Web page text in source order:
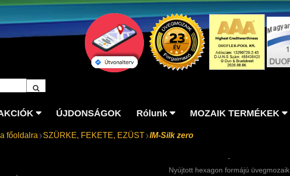
ÚJDONSÁGOK Rólunk MOZAIK TERMÉKEK
főoldalra SZÜRKE, FEKETE, EZÜST IM-Silk zero
-
Nyújtott hexagon formájú üvegmozaik